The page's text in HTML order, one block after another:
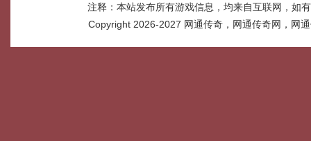
注释：本站发布所有游戏信息，均来自互联网，如
Copyright 2026-2027 网通传奇，网通传奇网，网